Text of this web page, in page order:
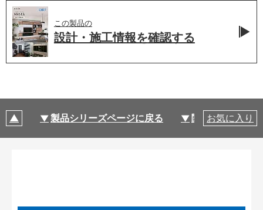
この製品の
設計・施工情報を確認する
製品シリーズページに戻る 関連部材・関連
お気に入り